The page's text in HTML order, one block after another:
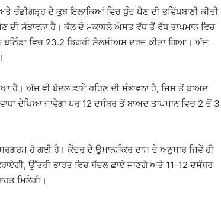
ਚੰਡੀਗੜ੍ਹ ਦੇ ਕੁਝ ਇਲਾਕਿਆਂ ਵਿਚ ਧੁੰਦ ਪੈਣ ਦੀ ਭਵਿੱਖਬਾਣੀ ਕੀਤੀ
ਦੀ ਸੰਭਾਵਨਾ ਹੈ। ਕੱਲ ਦੇ ਮੁਕਾਬਲੇ ਔਸਤ ਵੱਧ ਤੋਂ ਵੱਧ ਤਾਪਮਾਨ ਵਿਚ
ਵਿਚ 23.2 ਡਿਗਰੀ ਸੈਲਸੀਅਸ ਦਰਜ ਕੀਤਾ ਗਿਆ। ਅੱਜ
ਹੈ। ਅੱਜ ਵੀ ਬੱਦਲ ਛਾਏ ਰਹਿਣ ਦੀ ਸੰਭਾਵਨਾ ਹੈ, ਜਿਸ ਤੋਂ ਬਾਅਦ
ਦੇਖਿਆ ਜਾਵੇਗਾ ਪਰ 12 ਦਸੰਬਰ ਤੋਂ ਬਾਅਦ ਤਾਪਮਾਨ ਵਿਚ 2 ਤੋਂ 3
ਹੋ ਗਈ ਹੈ। ਕੇਂਦਰ ਦੇ ਉਮਾਨਸ਼ੰਕਰ ਦਾਸ ਦੇ ਅਨੁਸਾਰ ਜਿਵੇਂ ਹੀ
ਉੱਤਰੀ ਭਾਰਤ ਵਿਚ ਬੱਦਲ ਛਾਏ ਜਾਣਗੇ ਅਤੇ 11-12 ਦਸੰਬਰ
ਮਿਲੇਗੀ।